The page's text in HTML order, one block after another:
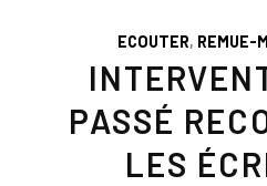
ECOUTER, REMUE-
PASSÉ
LES